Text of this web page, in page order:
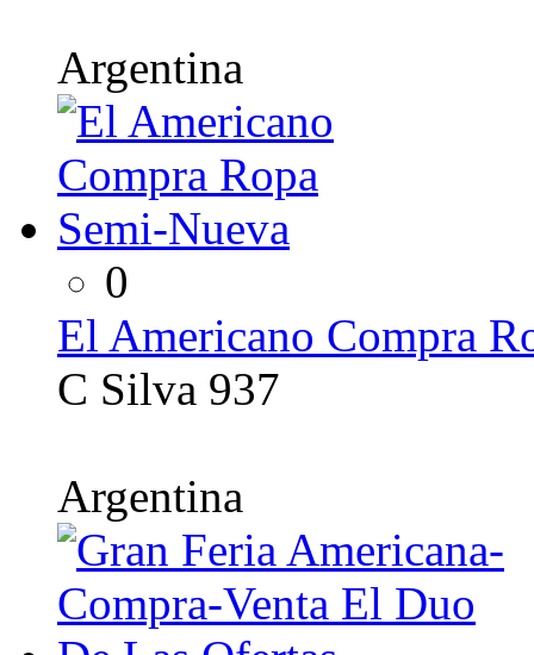
Argentina
0
El Americano Compra
C Silva 937
Argentina